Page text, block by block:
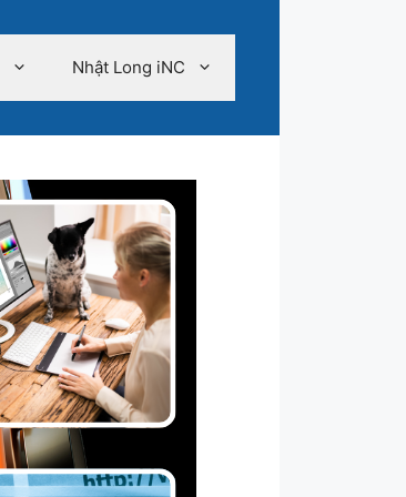
Nhật Long iNC